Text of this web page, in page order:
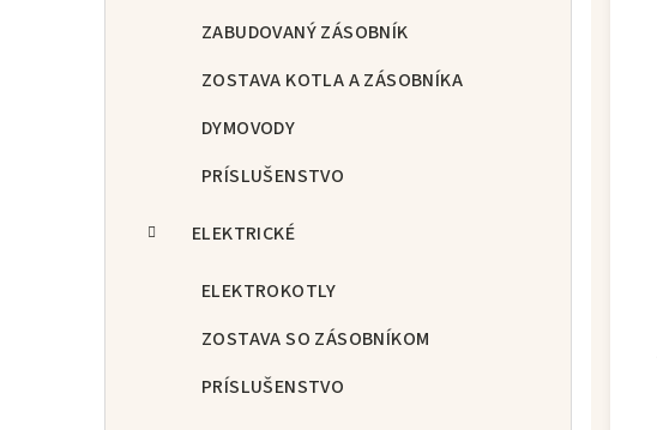
ZABUDOVANÝ ZÁSOBNÍK
ZOSTAVA KOTLA A ZÁSOBNÍKA
DYMOVODY
PRÍSLUŠENSTVO
ELEKTRICKÉ
ELEKTROKOTLY
ZOSTAVA SO ZÁSOBNÍKOM
PRÍSLUŠENSTVO